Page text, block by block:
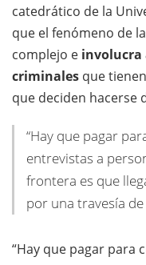
catedrático de la
que el fenómeno de
complejo e involucra
criminales que
que deciden hacerse
“Hay que pagar
entrevistas a
frontera es que
por una travesía de
“Hay que pagar para